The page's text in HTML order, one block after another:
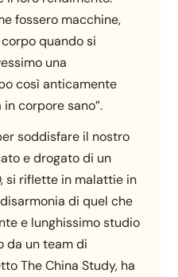
fossero macchine,
quando si
una
così anticamente
corpore sano”.
soddisfare il nostro
e drogato di un
si riflette in malattie in
di quel che
e lunghissimo studio
da un team di
The China Study, ha